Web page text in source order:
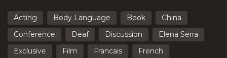
Acting Body Language Book
China
Conference
Deaf Discussion
Elena Serra
Exclusive
Film Francais
French